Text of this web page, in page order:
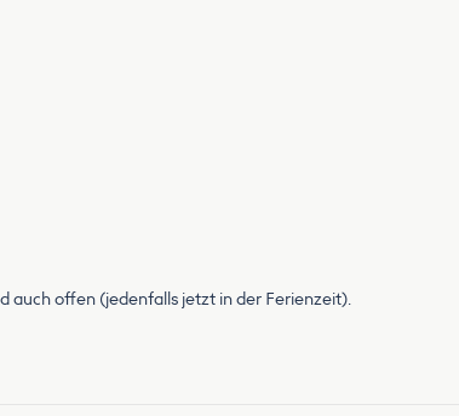
auch offen (jedenfalls jetzt in der Ferienzeit).